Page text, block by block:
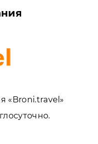
«Broni.travel»